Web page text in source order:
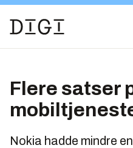
Flere satser
Nokia hadde mindre